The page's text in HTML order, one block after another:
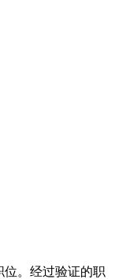
位。经过验证的职